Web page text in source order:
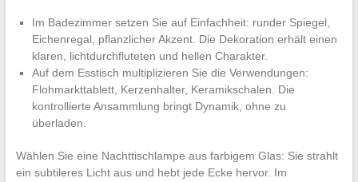
Im Badezimmer setzen Sie auf Einfachheit: runder Spiegel,
Eichenregal, pflanzlicher Akzent. Die Dekoration erhält einen
klaren, lichtdurchfluteten und hellen Charakter.
Auf dem Esstisch multiplizieren Sie die Verwendungen:
Flohmarkttablett, Kerzenhalter, Keramikschalen. Die
kontrollierte Ansammlung bringt Dynamik, ohne zu
überladen.
Wählen Sie eine Nachttischlampe aus farbigem Glas: Sie strahlt
ein subtileres Licht aus und hebt jede Ecke hervor. Im